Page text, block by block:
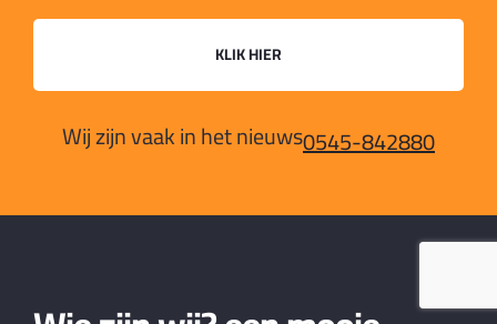
KLIK HIER
Wij zijn vaak in het nieuws0545-842880